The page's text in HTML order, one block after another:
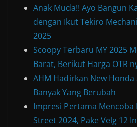
Anak Muda!! Ayo Bangun
dengan Ikut Tekiro
2025
Scoopy Terbaru MY 2025
Barat, Berikut Harga OTR
AHM Hadirkan New Honda
Banyak Yang Berubah
Impresi Pertama Mencoba
Street 2024, Pake Velg 12